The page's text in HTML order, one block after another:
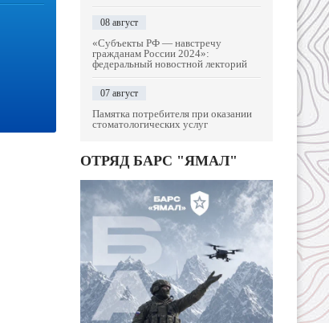
08 август
«Субъекты РФ — навстречу
гражданам России 2024»:
федеральный новостной лекторий
07 август
Памятка потребителя при оказании
стоматологических услуг
ОТРЯД БАРС "ЯМАЛ"